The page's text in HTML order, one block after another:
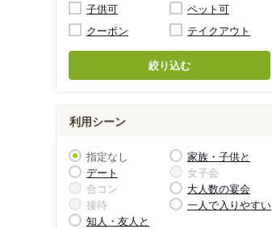
子供可
ペット可
クーポン
テイクアウト
絞り込む
利用シーン
指定なし
家族・子供と
デート
女子会
合コン
大人数の宴会
接待
一人で入りやすい
知人・友人と